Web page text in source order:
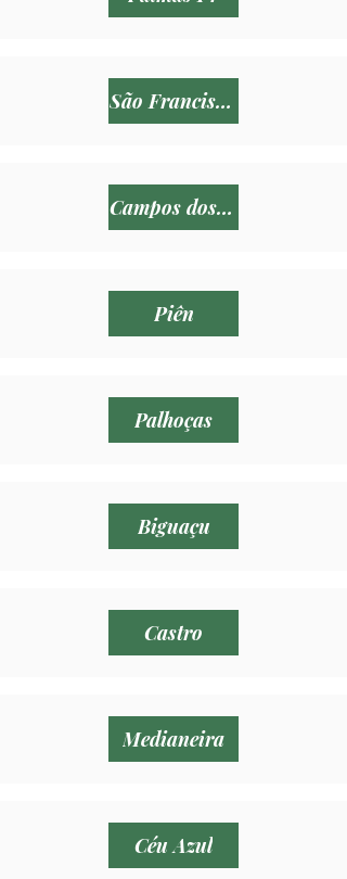
São Francisco do Sul
Campos dos Goytacazes
Piên
Palhoças
Biguaçu
Castro
Medianeira
Céu Azul